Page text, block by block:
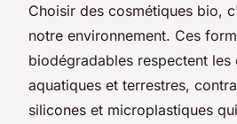
Choisir des cosmétiques bio,
notre environnement. Ces
biodégradables respectent les
aquatiques et terrestres,
silicones et microplastiques